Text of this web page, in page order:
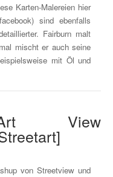
Karten-Malereien hier
sind ebenfalls
Fairburn malt
mischt er auch seine
mit Öl und
View
von Streetview und